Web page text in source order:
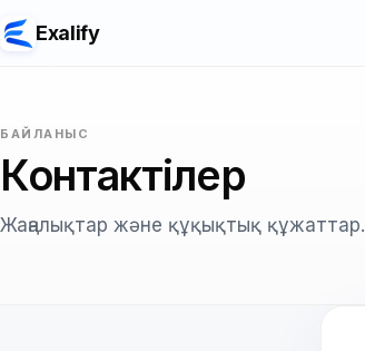
Exalify
БАЙЛАНЫС
Контактілер
Жаңалықтар және құқықтық құжаттар.